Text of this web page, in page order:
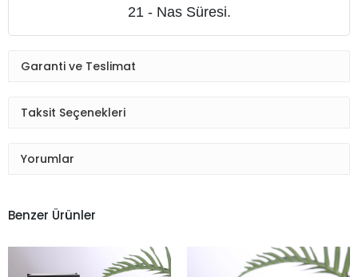
21 - Nas Süresi.
Garanti ve Teslimat
Taksit Seçenekleri
Yorumlar
Benzer Ürünler